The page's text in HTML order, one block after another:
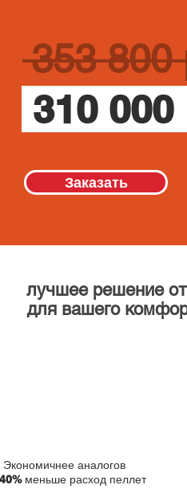
353 800
310
Заказать
лучшее решение
для вашего
Экономичнее аналогов
меньше расход пеллет